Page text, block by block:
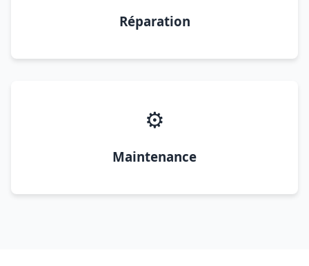
Réparation
⚙️
Maintenance